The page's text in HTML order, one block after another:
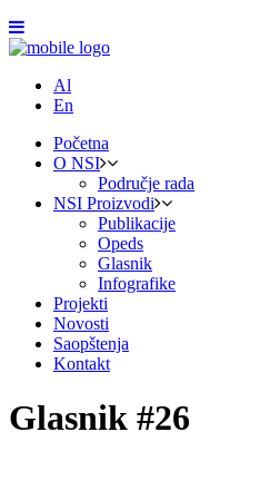
Al
En
Početna
O NSI
Područje rada
NSI Proizvodi
Publikacije
Opeds
Glasnik
Infografike
Projekti
Novosti
Saopštenja
Kontakt
Glasnik #26